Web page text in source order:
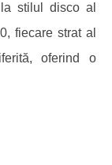
stilul disco al
fiecare strat al
oferind o